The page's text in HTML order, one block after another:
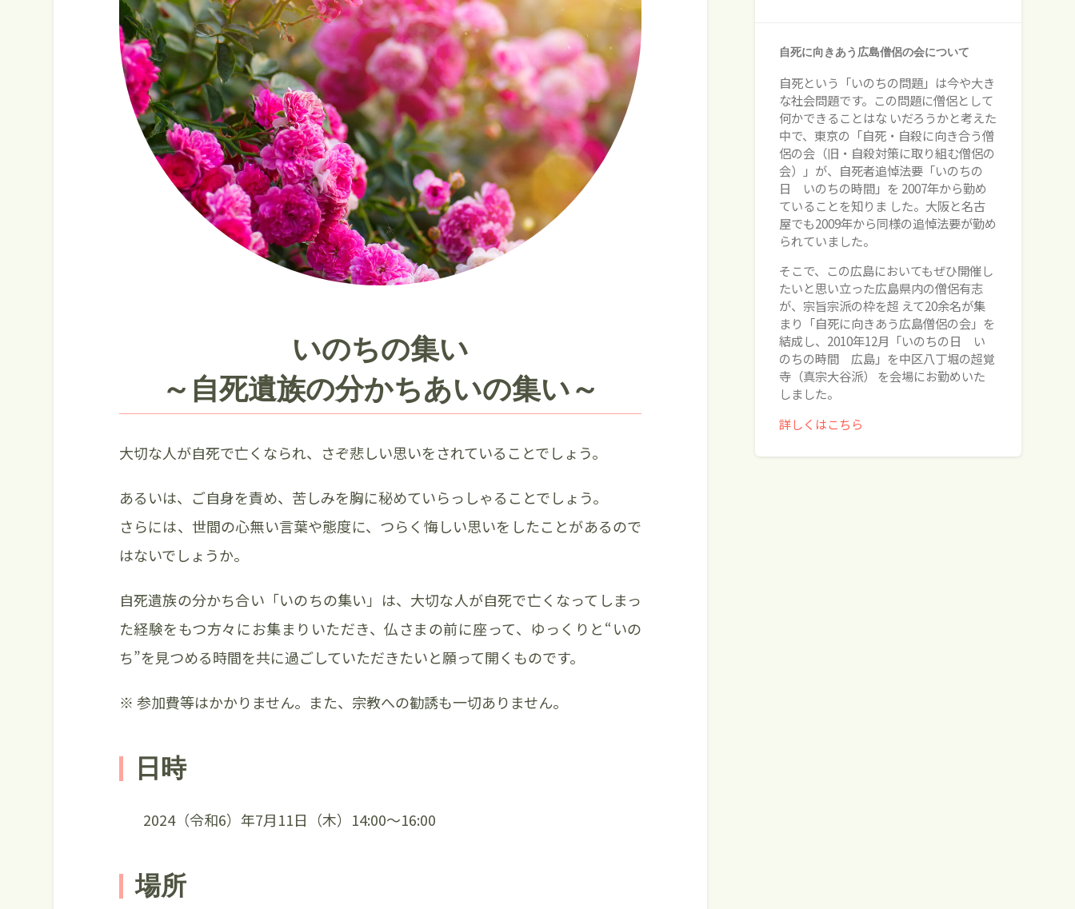
いのちの集い
～自死遺族の分かちあいの集い～
大切な人が自死で亡くなられ、さぞ悲しい思いをされていることでしょう。
あるいは、ご自身を責め、苦しみを胸に秘めていらっしゃることでしょう。
さらには、世間の心無い言葉や態度に、つらく悔しい思いをしたことがあるので
はないでしょうか。
自死遺族の分かち合い「いのちの集い」は、大切な人が自死で亡くなってしまっ
た経験をもつ方々にお集まりいただき、仏さまの前に座って、ゆっくりと“いの
ち”を見つめる時間を共に過ごしていただきたいと願って開くものです。
※ 参加費等はかかりません。また、宗教への勧誘も一切ありません。
日時
2024（令和6）年7月11日（木）14:00～16:00
場所
自死に向きあう広島僧侶の会について
自死という「いのちの問題」は今や大き
な社会問題です。この問題に僧侶として
何かできることはな いだろうかと考えた
中で、東京の「自死・自殺に向き合う僧
侶の会（旧・自殺対策に取り組む僧侶の
会）」が、自死者追悼法要「いのちの
日 いのちの時間」を 2007年から勤め
ていることを知りま した。大阪と名古
屋でも2009年から同様の追悼法要が勤め
られていました。
そこで、この広島においてもぜひ開催し
たいと思い立った広島県内の僧侶有志
が、宗旨宗派の枠を超 えて20余名が集
まり「自死に向きあう広島僧侶の会」を
結成し、2010年12月「いのちの日 い
のちの時間 広島」を中区八丁堀の超覚
寺（真宗大谷派） を会場にお勤めいた
しました。
詳しくはこちら